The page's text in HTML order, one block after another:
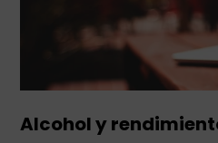
Alcohol y